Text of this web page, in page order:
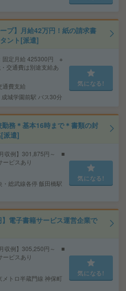
プ】月給42万円！紙の請求書
ント[派遣]
固定月給 425300円 ※
交通費は別途支給あ
通費支給
城学園前駅 バス30分
気になる!
務＊基本16時まで＊書類の封
派遣]
収例】301,875円～ ■
ビスあり
総武線各停 飯田橋駅
気になる!
】電子書籍サービス運営企業で
収例】305,250円～ ■
ビスあり
トロ半蔵門線 神保町
気になる!